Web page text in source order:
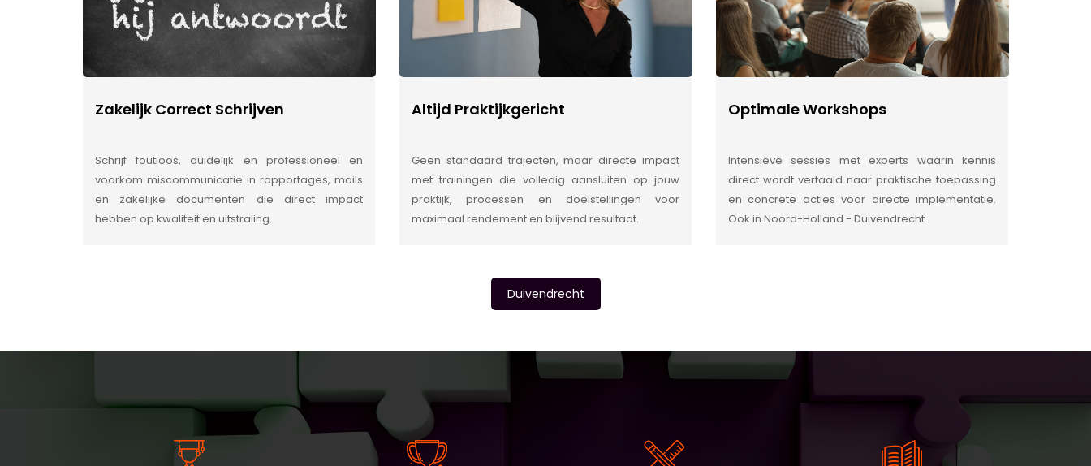
Zakelijk Correct Schrijven
Schrijf foutloos, duidelijk en professioneel en
voorkom miscommunicatie in rapportages, mails
en zakelijke documenten die direct impact
hebben op kwaliteit en uitstraling.
Altijd Praktijkgericht
Geen standaard trajecten, maar directe impact
met trainingen die volledig aansluiten op jouw
praktijk, processen en doelstellingen voor
maximaal rendement en blijvend resultaat.
Optimale Workshops
Intensieve sessies met experts waarin kennis
direct wordt vertaald naar praktische toepassing
en concrete acties voor directe implementatie.
Ook in Noord-Holland - Duivendrecht
Duivendrecht